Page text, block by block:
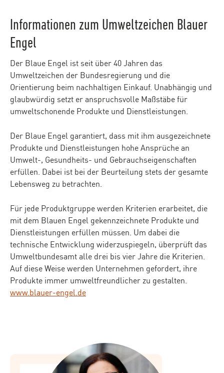
Informationen zum Umweltzeichen Blauer
Engel
Der Blaue Engel ist seit über 40 Jahren das
Umweltzeichen der Bundesregierung und die
Orientierung beim nachhaltigen Einkauf. Unabhängig und
glaubwürdig setzt er anspruchsvolle Maßstäbe für
umweltschonende Produkte und Dienstleistungen.
Der Blaue Engel garantiert, dass mit ihm ausgezeichnete
Produkte und Dienstleistungen hohe Ansprüche an
Umwelt-, Gesundheits- und Gebrauchseigenschaften
erfüllen. Dabei ist bei der Beurteilung stets der gesamte
Lebensweg zu betrachten.
Für jede Produktgruppe werden Kriterien erarbeitet, die
mit dem Blauen Engel gekennzeichnete Produkte und
Dienstleistungen erfüllen müssen. Um dabei die
technische Entwicklung widerzuspiegeln, überprüft das
Umweltbundesamt alle drei bis vier Jahre die Kriterien.
Auf diese Weise werden Unternehmen gefordert, ihre
Produkte immer umweltfreundlicher zu gestalten.
www.blauer-engel.de